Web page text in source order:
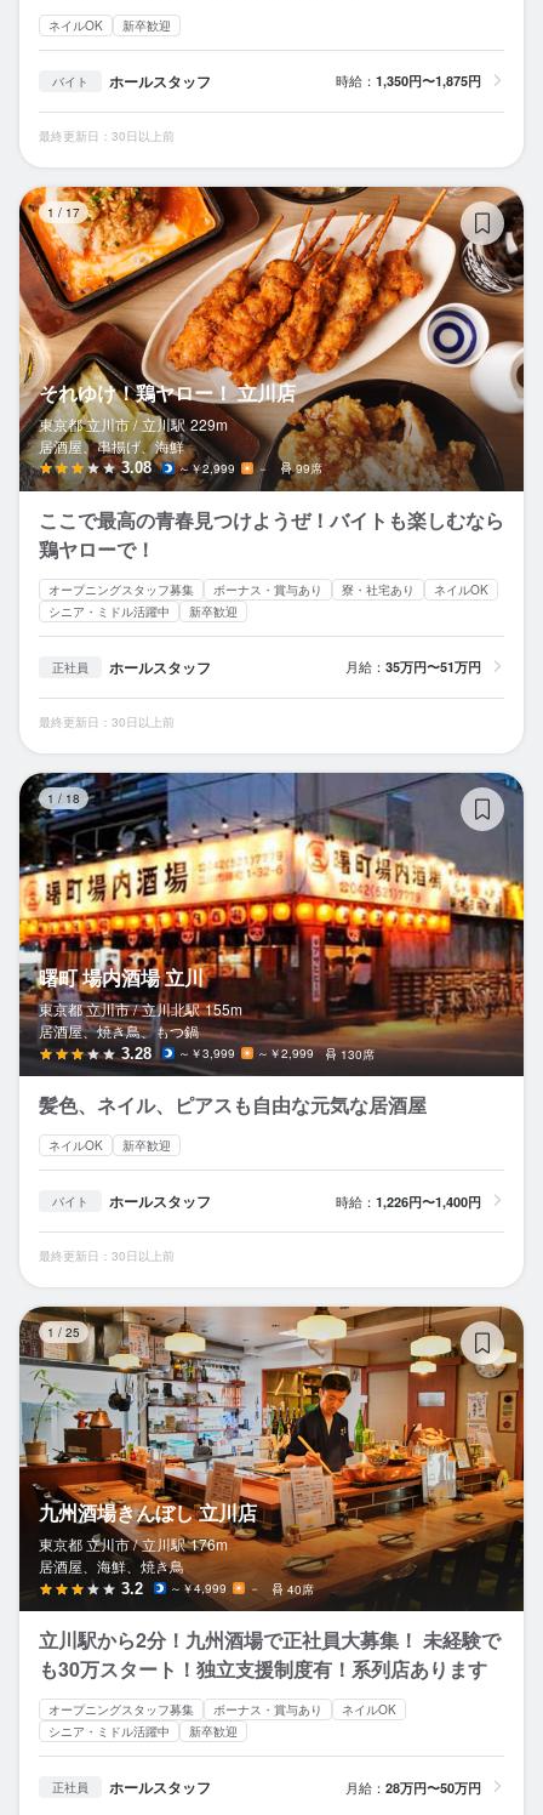
ネイルOK 新卒歓迎
バイト ホールスタッフ 時給： 1,350円〜1,875円
最終更新日：30日以上前
1 / 17
それゆけ！鶏ヤロー！ 立川店
東京都 立川市 / 立川駅 229m
居酒屋、串揚げ、海鮮
3.08 ～￥2,999 － 99席
ここで最高の青春見つけようぜ！バイトも楽しむなら
鶏ヤローで！
オープニングスタッフ募集 ボーナス・賞与あり 寮・社宅あり
ネイルOK
シニア・ミドル活躍中
新卒歓迎
正社員 ホールスタッフ 月給： 35万円〜51万円
最終更新日：30日以上前
1 / 18
曙町 場内酒場 立川
東京都 立川市 / 立川北駅 155m
居酒屋、焼き鳥、もつ鍋
3.28 ～￥3,999 ～￥2,999 130席
髪色、ネイル、ピアスも自由な元気な居酒屋
ネイルOK 新卒歓迎
バイト ホールスタッフ 時給： 1,226円〜1,400円
最終更新日：30日以上前
1 / 25
九州酒場きんぼし 立川店
東京都 立川市 / 立川駅 176m
居酒屋、海鮮、焼き鳥
3.2 ～￥4,999 － 40席
立川駅から2分！九州酒場で正社員大募集！ 未経験で
も30万スタート！独立支援制度有！系列店あります
オープニングスタッフ募集 ボーナス・賞与あり
ネイルOK
シニア・ミドル活躍中
新卒歓迎
正社員 ホールスタッフ 月給： 28万円〜50万円